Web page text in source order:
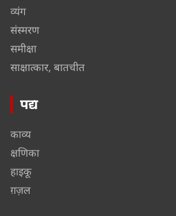
व्यंग
संस्मरण
समीक्षा
साक्षात्कार, बातचीत
पद्य
काव्य
क्षणिका
हाइकू
ग़ज़ल